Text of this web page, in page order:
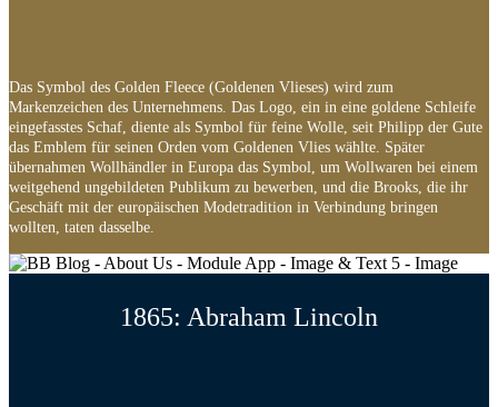
Das Symbol des Golden Fleece (Goldenen Vlieses) wird zum
Markenzeichen des Unternehmens. Das Logo, ein in eine goldene Schleife
eingefasstes Schaf, diente als Symbol für feine Wolle, seit Philipp der Gute
das Emblem für seinen Orden vom Goldenen Vlies wählte. Später
übernahmen Wollhändler in Europa das Symbol, um Wollwaren bei einem
weitgehend ungebildeten Publikum zu bewerben, und die Brooks, die ihr
Geschäft mit der europäischen Modetradition in Verbindung bringen
wollten, taten dasselbe.
1865: Abraham Lincoln